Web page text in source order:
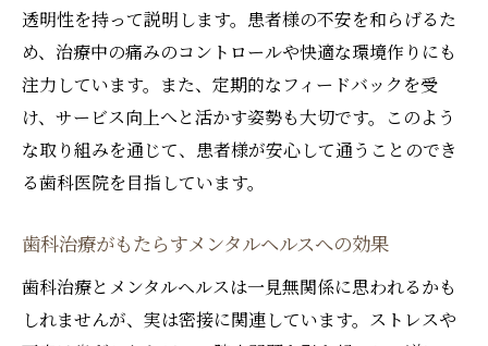
透明性を持って説明します。患者様の不安を和らげるた
め、治療中の痛みのコントロールや快適な環境作りにも
注力しています。また、定期的なフィードバックを受
け、サービス向上へと活かす姿勢も大切です。このよう
な取り組みを通じて、患者様が安心して通うことのでき
る歯科医院を目指しています。
歯科治療がもたらすメンタルヘルスへの効果
歯科治療とメンタルヘルスは一見無関係に思われるかも
しれませんが、実は密接に関連しています。ストレスや